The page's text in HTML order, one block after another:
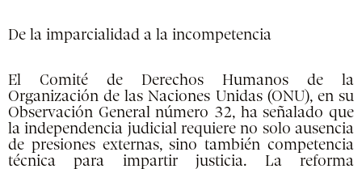
De la imparcialidad a la incompetencia
El Comité de Derechos Humanos de la
Organización de las Naciones Unidas (ONU), en su
Observación General número 32, ha señalado que
la independencia judicial requiere no solo ausencia
de presiones externas, sino también competencia
técnica para impartir justicia. La reforma